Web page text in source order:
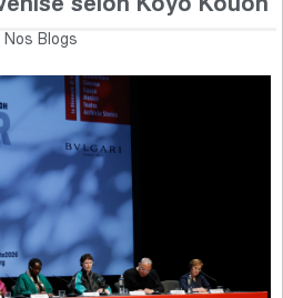
selon Koyo Kouoh
Nos Blogs